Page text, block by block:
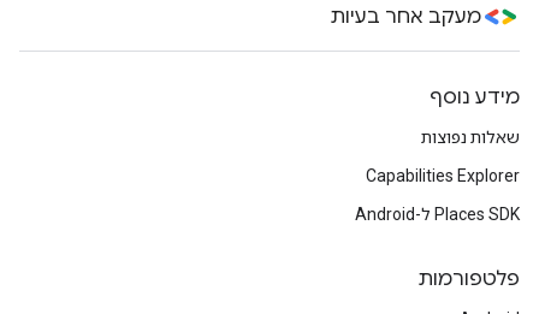
מעקב אחר בעיות
מידע נוסף
שאלות נפוצות
Capabilities Explorer
Places SDK ל-Android
פלטפורמות